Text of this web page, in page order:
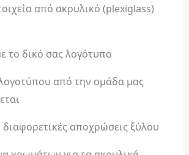
από ακρυλικό (plexiglass)
το δικό σας λογότυπο
από την ομάδα μας
αποχρώσεις ξύλου